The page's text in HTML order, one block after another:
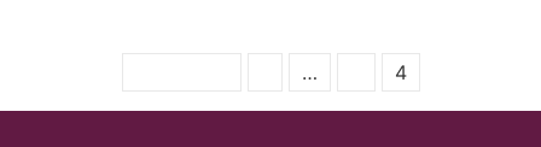
… 4